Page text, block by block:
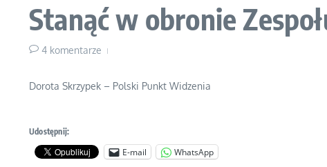
Stanąć w obronie
4 komentarze
Dorota Skrzypek – Polski Punkt Widzenia
Udostępnij:
E-mail WhatsApp